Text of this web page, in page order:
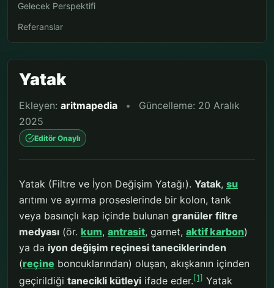
Gelecek Perspektifi
Referanslar
Yatak
Ekleyen: aritmapedia •
Güncelleme: 20 Aralık
2025
Editör Onaylı
Yatak (Filtre ve İyon Değişim Yatağı). Yatak, su
arıtımı ve ayırma proseslerinde bir kolon, tank
veya basınçlı kap içinde bulunan granüler filtre
medyası (ör. kum, antrasit, garnet, aktif karbon)
ya da iyon değişim reçinesi taneciklerinden
(reçine boncuklarından) oluşan, akışkanın içinden
geçirildiği tanecikli kütleyi ifade eder.[1] Yatak